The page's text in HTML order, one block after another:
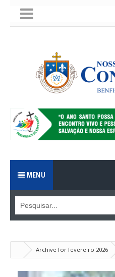
MENU
Archive for fevereiro 2026